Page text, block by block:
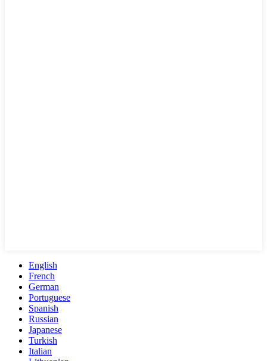
English
French
German
Portuguese
Spanish
Russian
Japanese
Turkish
Italian